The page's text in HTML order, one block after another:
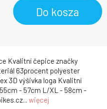
Kvalitní čepice značky
63procent polyester
3D výšivka loga Kvalitní
- 57cm L/XL - 58cm -
więcej
Do kosza